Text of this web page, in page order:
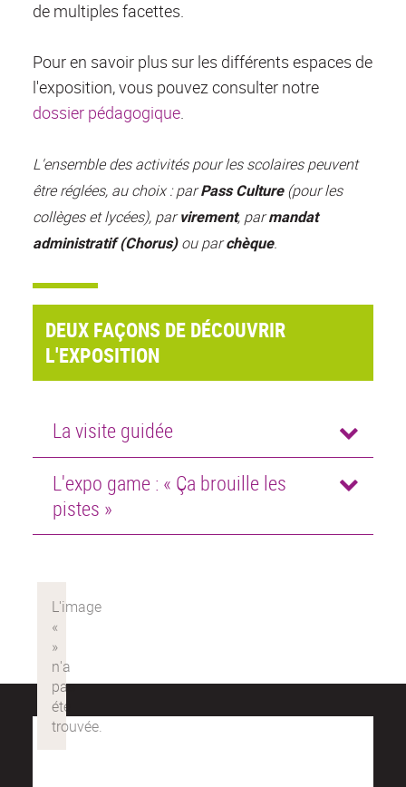
de multiples facettes.
Pour en savoir plus sur les différents espaces de
l'exposition, vous pouvez consulter notre
dossier pédagogique.
L'ensemble des activités pour les scolaires peuvent
être réglées, au choix : parPass Culture(pour les
collèges et lycées), parvirement, parmandat
administratif (Chorus)ou parchèque.
DEUX FAÇONS DE DÉCOUVRIR
L'EXPOSITION
La visite guidée
L'expo game : « Ça brouille les
pistes »